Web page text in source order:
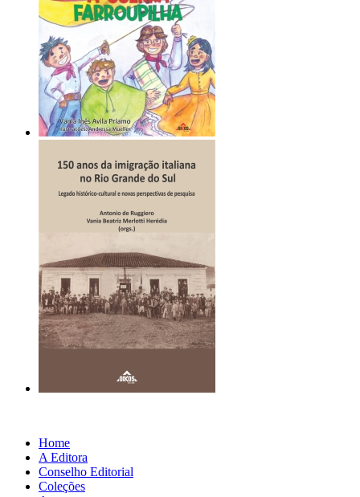
Home
A Editora
Conselho Editorial
Coleções